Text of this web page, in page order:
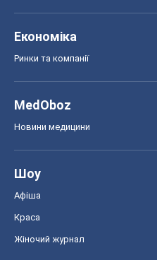
Економіка
Ринки та компанії
MedOboz
Новини медицини
Шоу
Афіша
Краса
Жіночий журнал